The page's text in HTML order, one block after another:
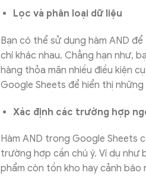
Lọc và phân loại dữ liệu
Bạn có thể sử dụng hàm AND để
chí khác nhau. Chẳng hạn như,
hàng thỏa mãn nhiều điều kiện
Google Sheets để hiển thị những
Xác định các trường hợp
Hàm AND trong Google Sheets
trường hợp cần chú ý. Ví dụ như
phẩm còn tồn kho hay cảnh